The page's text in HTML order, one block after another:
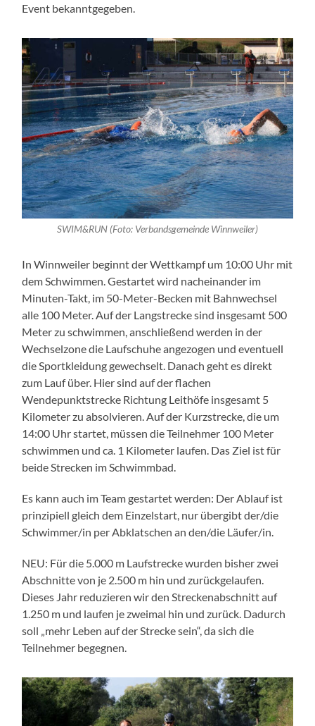
Event bekanntgegeben.
SWIM&RUN (Foto: Verbandsgemeinde Winnweiler)
In Winnweiler beginnt der Wettkampf um 10:00 Uhr mit
dem Schwimmen. Gestartet wird nacheinander im
Minuten-Takt, im 50-Meter-Becken mit Bahnwechsel
alle 100 Meter. Auf der Langstrecke sind insgesamt 500
Meter zu schwimmen, anschließend werden in der
Wechselzone die Laufschuhe angezogen und eventuell
die Sportkleidung gewechselt. Danach geht es direkt
zum Lauf über. Hier sind auf der flachen
Wendepunktstrecke Richtung Leithöfe insgesamt 5
Kilometer zu absolvieren. Auf der Kurzstrecke, die um
14:00 Uhr startet, müssen die Teilnehmer 100 Meter
schwimmen und ca. 1 Kilometer laufen. Das Ziel ist für
beide Strecken im Schwimmbad.
Es kann auch im Team gestartet werden: Der Ablauf ist
prinzipiell gleich dem Einzelstart, nur übergibt der/die
Schwimmer/in per Abklatschen an den/die Läufer/in.
NEU: Für die 5.000 m Laufstrecke wurden bisher zwei
Abschnitte von je 2.500 m hin und zurückgelaufen.
Dieses Jahr reduzieren wir den Streckenabschnitt auf
1.250 m und laufen je zweimal hin und zurück. Dadurch
soll „mehr Leben auf der Strecke sein“, da sich die
Teilnehmer begegnen.